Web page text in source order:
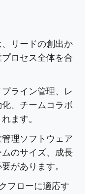
リードの創出か
ロセス全体を合
ライン管理、レ
、チームコラボ
ます。
理ソフトウェア
のサイズ、成長
があります。
フローに適応す